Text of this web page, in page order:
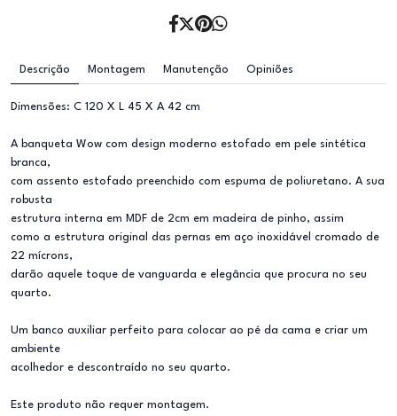
Descrição Montagem Manutenção Opiniões
Dimensões: C 120 X L 45 X A 42 cm
A banqueta Wow com design moderno estofado em pele sintética
branca,
com assento estofado preenchido com espuma de poliuretano. A sua
robusta
estrutura interna em MDF de 2cm em madeira de pinho, assim
como a estrutura original das pernas em aço inoxidável cromado de
22 mícrons,
darão aquele toque de vanguarda e elegância que procura no seu
quarto.
Um banco auxiliar perfeito para colocar ao pé da cama e criar um
ambiente
acolhedor e descontraído no seu quarto.
Este produto não requer montagem.